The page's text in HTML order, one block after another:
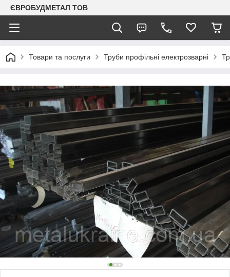
ЄВРОБУДМЕТАЛ ТОВ
Товари та послуги Труби профільні електрозварні